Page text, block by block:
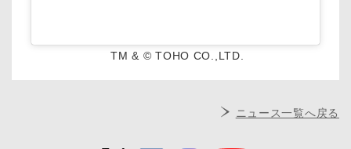
TM & © TOHO CO.,LTD.
ニュース一覧へ戻る